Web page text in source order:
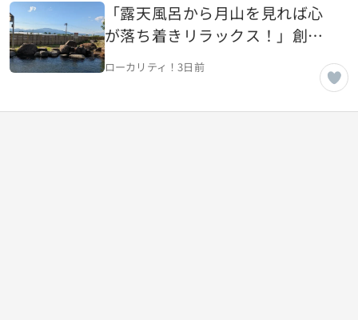
「露天風呂から月山を見れば心
が落ち着きリラックス！」創業
25年、市民人気の温泉施設【山
形県天童市】
ローカリティ！3日前